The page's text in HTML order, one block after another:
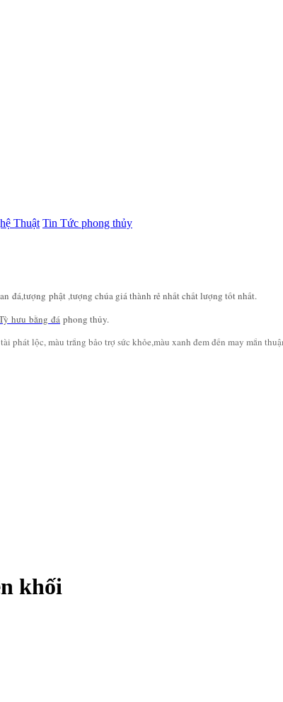
Thuật Tin Tức phong thủy
đá,tượng phật ,tượng chúa giá thành rẻ nhất chất lượng tốt nhất.
hưu bằng đá phong thủy.
phát lộc, màu trắng bảo trợ sức khỏe,màu xanh đem đến may mắn
khối